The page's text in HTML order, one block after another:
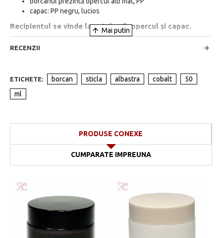
capac: PP negru, lucios
Recipientul se vinde la set: bază, opercul și capac.
RECENZII
ETICHETE: borcan sticla albastra cobalt
50
ml
PRODUSE CONEXE
CUMPARATE IMPREUNA